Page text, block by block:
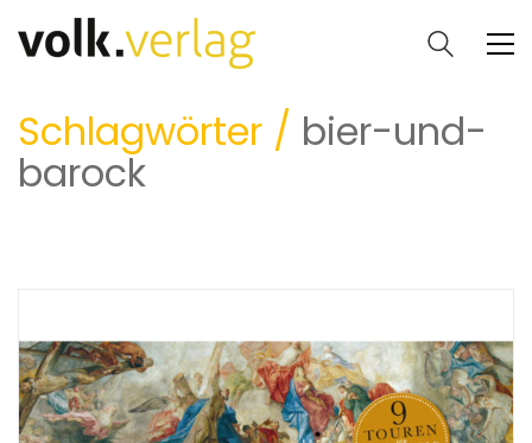
Schlagwörter / bier-und-
barock